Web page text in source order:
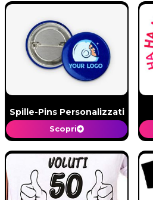
Spille-Pins Personalizzati
Scopri